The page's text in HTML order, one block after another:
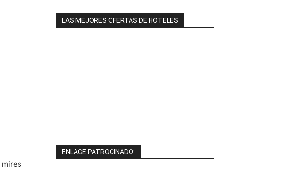
mires
LAS MEJORES OFERTAS DE HOTELES
ENLACE PATROCINADO: